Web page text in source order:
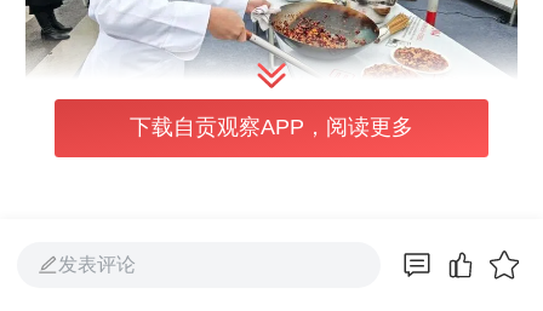
一声令下，多口炒锅同时开火，选手们熟练地
下载自贡观察APP，阅读更多
发表评论